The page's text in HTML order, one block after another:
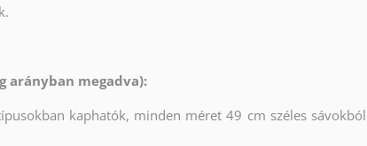
arányban megadva):
kaphatók, minden méret 49 cm széles sávokból